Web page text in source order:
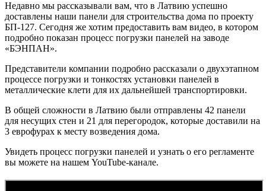
Недавно мы рассказывали вам, что в Латвию успешно
доставлены наши панели для строительства дома по проекту
БП-127. Сегодня же хотим предоставить вам видео, в котором
подробно показан процесс погрузки панелей на заводе
«БЭНПАН».
Представители компании подробно рассказали о двухэтапном
процессе погрузки и тонкостях установки панелей в
металлические клети для их дальнейшей транспортировки.
В общей сложности в Латвию были отправлены 42 панели
для несущих стен и 21 для перегородок, которые доставили на
3 еврофурах к месту возведения дома.
Увидеть процесс погрузки панелей и узнать о его регламенте
вы можете на нашем YouTube-канале.